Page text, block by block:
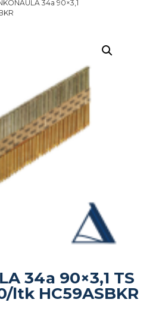
34a 90×3,1
34a 90×3,1 TS
ltk HC59ASBKR